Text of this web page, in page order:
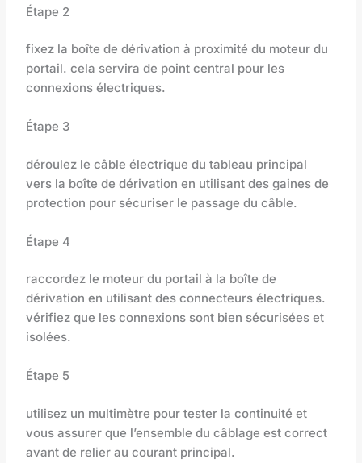
Étape 2
fixez la boîte de dérivation à proximité du moteur du
portail. cela servira de point central pour les
connexions électriques.
Étape 3
déroulez le câble électrique du tableau principal
vers la boîte de dérivation en utilisant des gaines de
protection pour sécuriser le passage du câble.
Étape 4
raccordez le moteur du portail à la boîte de
dérivation en utilisant des connecteurs électriques.
vérifiez que les connexions sont bien sécurisées et
isolées.
Étape 5
utilisez un multimètre pour tester la continuité et
vous assurer que l’ensemble du câblage est correct
avant de relier au courant principal.